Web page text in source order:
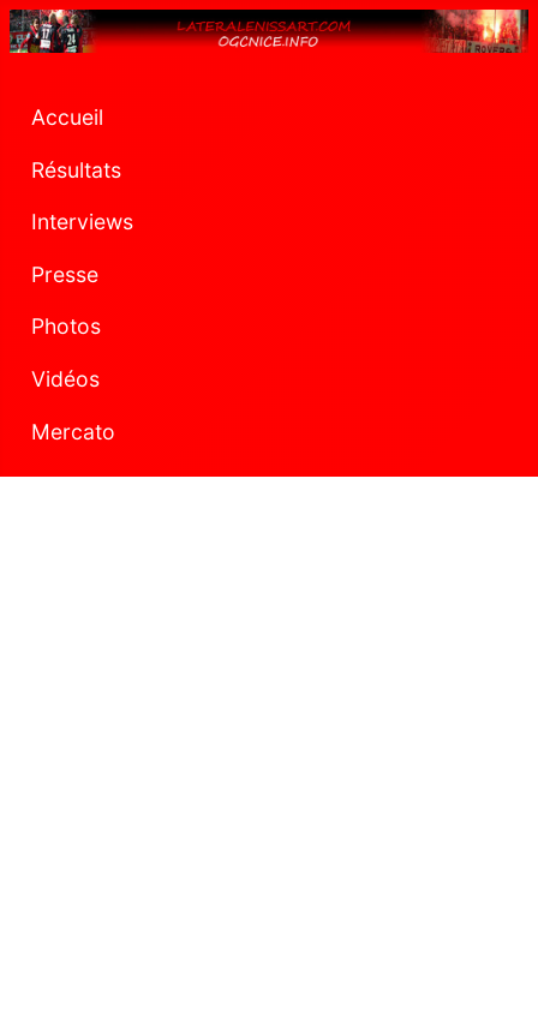
Accueil
Résultats
Interviews
Presse
Photos
Vidéos
Mercato